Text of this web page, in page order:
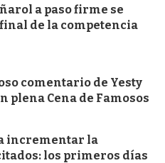
a paso firme se
de la competencia
comentario de Yesty
plena Cena de Famosos
incrementar la
los primeros días